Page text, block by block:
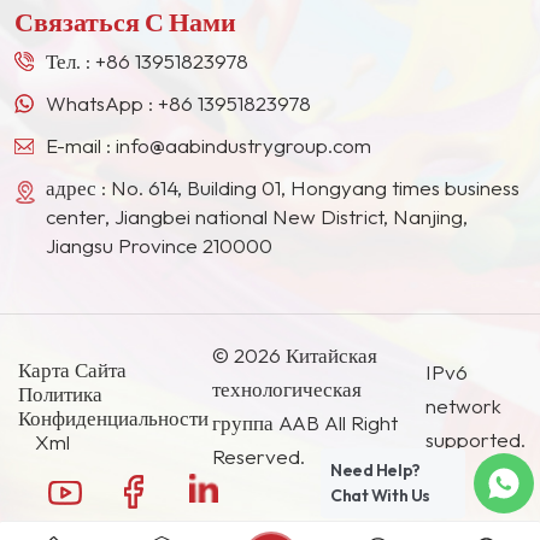
Востоке, в Юго-Восточной Азии, Японии, Южной
Корее и других странах и регионах.
Связаться С Нами
Тел. : +86 13951823978
WhatsApp : +86 13951823978
E-mail : info@aabindustrygroup.com
адрес : No. 614, Building 01, Hongyang times business
center, Jiangbei national New District, Nanjing,
Jiangsu Province 210000
Карта Сайта
Политика
Конфиденциальности
Xml
© 2026 Китайская
технологическая
группа AAB All Right
Reserved.
IPv6
network
supported.
Need Help?
Chat With Us